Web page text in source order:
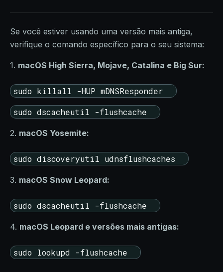
Se você estiver usando uma versão mais antiga,
verifique o comando específico para o seu sistema:
1. macOS High Sierra, Mojave, Catalina e Big Sur:
sudo killall -HUP mDNSResponder
sudo dscacheutil -flushcache
2. macOS Yosemite:
sudo discoveryutil udnsflushcaches
3. macOS Snow Leopard:
sudo dscacheutil -flushcache
4. macOS Leopard e versões mais antigas:
sudo lookupd -flushcache